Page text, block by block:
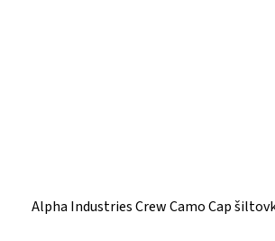
Alpha Industries Crew Camo Cap